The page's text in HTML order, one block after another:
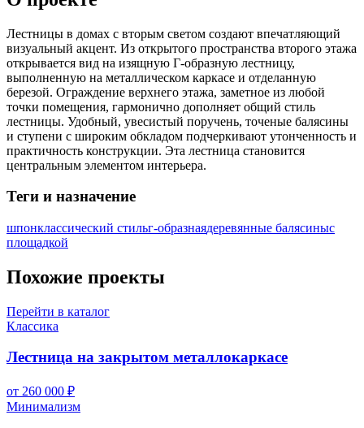
Лестницы в домах с вторым светом создают впечатляющий
визуальный акцент. Из открытого пространства второго этажа
открывается вид на изящную Г-образную лестницу,
выполненную на металлическом каркасе и отделанную
березой. Ограждение верхнего этажа, заметное из любой
точки помещения, гармонично дополняет общий стиль
лестницы. Удобный, увесистый поручень, точеные балясины
и ступени с широким обкладом подчеркивают утонченность и
практичность конструкции. Эта лестница становится
центральным элементом интерьера.
Теги и назначение
шпонклассический стильг-образнаядеревянные балясиныс
площадкой
Похожие проекты
Перейти в каталог
Классика
Лестница на закрытом металлокаркасе
от 260 000 ₽
Минимализм